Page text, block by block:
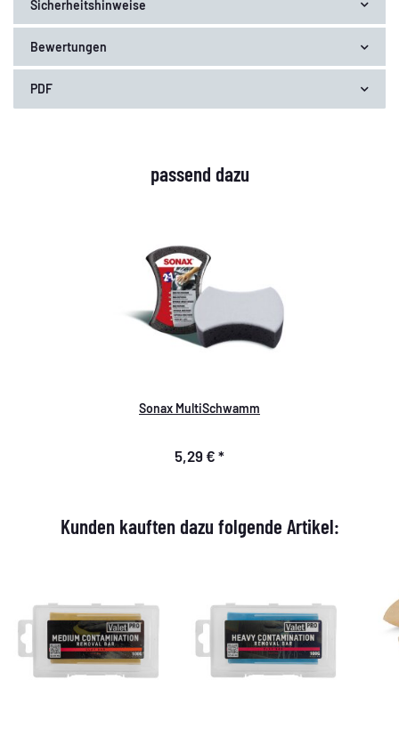
Sicherheitshinweise
Bewertungen
PDF
passend dazu
Sonax MultiSchwamm
5,29 € *
Kunden kauften dazu folgende Artikel: